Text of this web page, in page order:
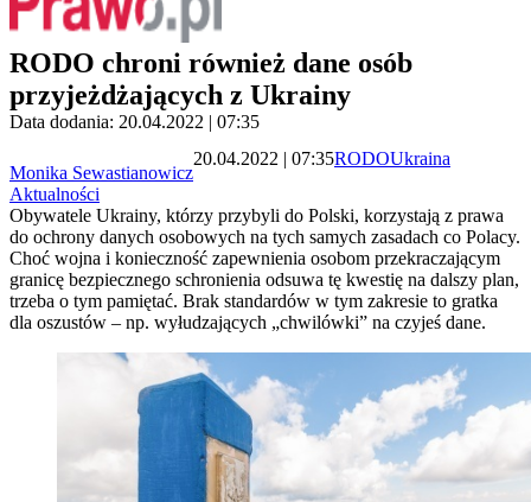
RODO chroni również dane osób
przyjeżdżających z Ukrainy
Data dodania: 20.04.2022 | 07:35
Monika Sewastianowicz
20.04.2022 | 07:35RODOUkraina
Aktualności
Obywatele Ukrainy, którzy przybyli do Polski, korzystają z prawa
do ochrony danych osobowych na tych samych zasadach co Polacy.
Choć wojna i konieczność zapewnienia osobom przekraczającym
granicę bezpiecznego schronienia odsuwa tę kwestię na dalszy plan,
trzeba o tym pamiętać. Brak standardów w tym zakresie to gratka
dla oszustów – np. wyłudzających „chwilówki” na czyjeś dane.